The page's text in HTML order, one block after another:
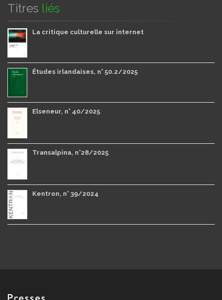
Titres liés
La critique culturelle sur internet
Études irlandaises, n° 50.2/2025
Elseneur, n° 40/2025
Transalpina, n°28/2025
Kentron, n° 39/2024